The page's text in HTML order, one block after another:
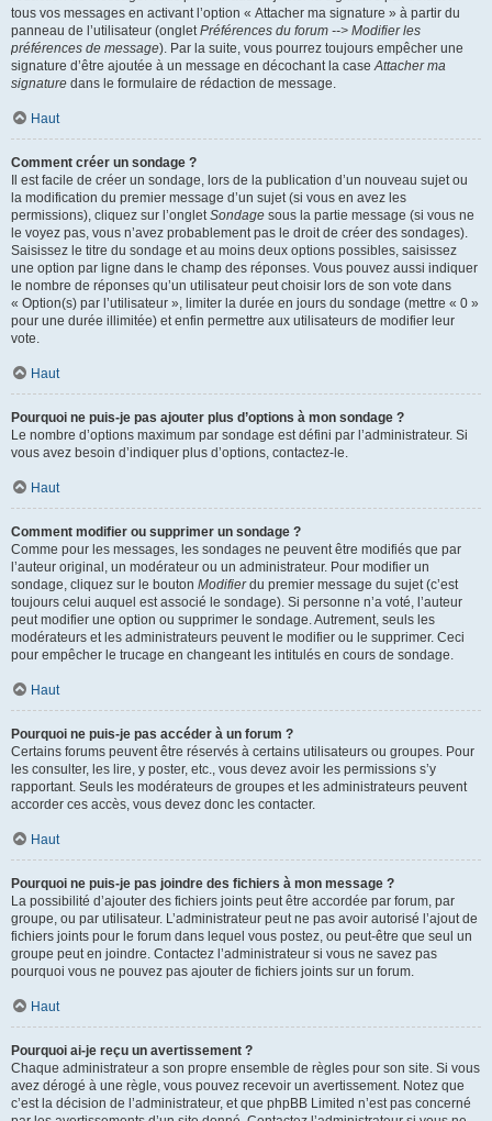
tous vos messages en activant l’option « Attacher ma signature » à partir du
panneau de l’utilisateur (ongletPréférences du forum --> Modifier les
préférences de message). Par la suite, vous pourrez toujours empêcher une
signature d’être ajoutée à un message en décochant la caseAttacher ma
signature dans le formulaire de rédaction de message.
Haut
Comment créer un sondage ?
Il est facile de créer un sondage, lors de la publication d’un nouveau sujet ou
la modification du premier message d’un sujet (si vous en avez les
permissions), cliquez sur l’ongletSondage sous la partie message (si vous ne
le voyez pas, vous n’avez probablement pas le droit de créer des sondages).
Saisissez le titre du sondage et au moins deux options possibles, saisissez
une option par ligne dans le champ des réponses. Vous pouvez aussi indiquer
le nombre de réponses qu’un utilisateur peut choisir lors de son vote dans
« Option(s) par l’utilisateur », limiter la durée en jours du sondage (mettre « 0 »
pour une durée illimitée) et enfin permettre aux utilisateurs de modifier leur
vote.
Haut
Pourquoi ne puis-je pas ajouter plus d’options à mon sondage ?
Le nombre d’options maximum par sondage est défini par l’administrateur. Si
vous avez besoin d’indiquer plus d’options, contactez-le.
Haut
Comment modifier ou supprimer un sondage ?
Comme pour les messages, les sondages ne peuvent être modifiés que par
l’auteur original, un modérateur ou un administrateur. Pour modifier un
sondage, cliquez sur le bouton Modifierdu premier message du sujet (c’est
toujours celui auquel est associé le sondage). Si personne n’a voté, l’auteur
peut modifier une option ou supprimer le sondage. Autrement, seuls les
modérateurs et les administrateurs peuvent le modifier ou le supprimer. Ceci
pour empêcher le trucage en changeant les intitulés en cours de sondage.
Haut
Pourquoi ne puis-je pas accéder à un forum ?
Certains forums peuvent être réservés à certains utilisateurs ou groupes. Pour
les consulter, les lire, y poster, etc., vous devez avoir les permissions s’y
rapportant. Seuls les modérateurs de groupes et les administrateurs peuvent
accorder ces accès, vous devez donc les contacter.
Haut
Pourquoi ne puis-je pas joindre des fichiers à mon message ?
La possibilité d’ajouter des fichiers joints peut être accordée par forum, par
groupe, ou par utilisateur. L’administrateur peut ne pas avoir autorisé l’ajout de
fichiers joints pour le forum dans lequel vous postez, ou peut-être que seul un
groupe peut en joindre. Contactez l’administrateur si vous ne savez pas
pourquoi vous ne pouvez pas ajouter de fichiers joints sur un forum.
Haut
Pourquoi ai-je reçu un avertissement ?
Chaque administrateur a son propre ensemble de règles pour son site. Si vous
avez dérogé à une règle, vous pouvez recevoir un avertissement. Notez que
c’est la décision de l’administrateur, et que phpBB Limited n’est pas concerné